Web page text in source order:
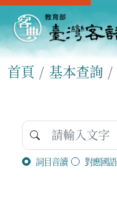
首頁 基本查詢
詞目音讀 對應國語